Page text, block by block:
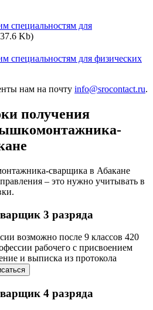
специальностям для
Kb)
специальностям для физических
нам на почту info@srocontact.ru.
получения
сварщика в Абакане
– это нужно учитывать в
3 разряда
возможно после 9 классов 420
рабочего с присвоением
и выписка из протокола
4 разряда